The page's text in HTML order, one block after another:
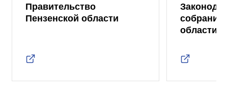
Правительство
Пензенской области
собрание
области